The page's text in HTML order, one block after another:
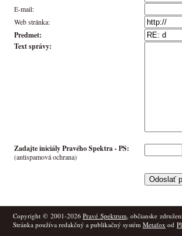
E-mail:
Web stránka:
Predmet:
Text správy:
Zadajte iniciály Pravého Spektra -PS:
(antispamová ochrana)
Copyright © 2001-2026 Pravé Spektrum, občianske
Stránka používa redakčný a publikačný systém Metafox od